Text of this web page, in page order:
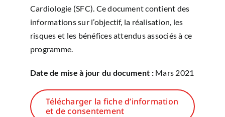
Cardiologie (SFC). Ce document contient des
informations sur l’objectif, la réalisation, les
risques et les bénéfices attendus associés à ce
programme.
Date de mise à jour du document :Mars 2021
Télécharger la fiche d’information
et de consentement